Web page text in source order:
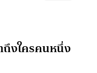
งใครคนหนึ่ง